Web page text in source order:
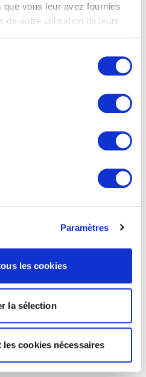
vous leur avez fournies
de votre utilisation de leurs
Paramètres
les cookies
la sélection
cookies nécessaires